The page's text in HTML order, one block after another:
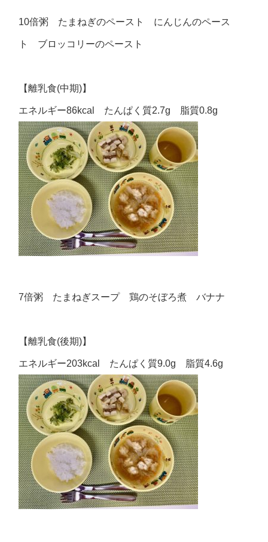
10倍粥 たまねぎのペースト にんじんのペース
ト ブロッコリーのペースト
【離乳食(中期)】
エネルギー86kcal たんぱく質2.7g 脂質0.8g
7倍粥 たまねぎスープ 鶏のそぼろ煮 バナナ
【離乳食(後期)】
エネルギー203kcal たんぱく質9.0g 脂質4.6g